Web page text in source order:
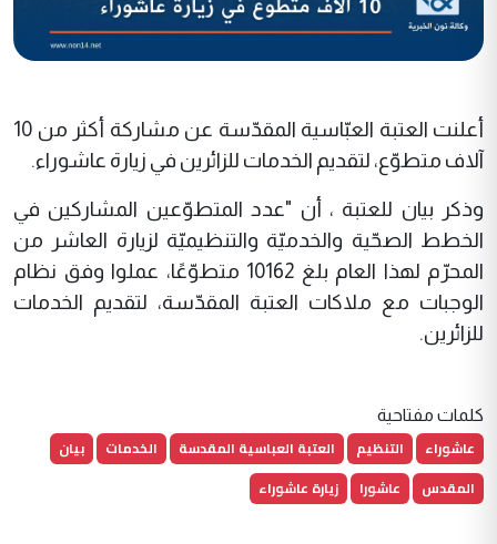
أعلنت العتبة العبّاسية المقدّسة عن مشاركة أكثر من 10
آلاف متطوّع، لتقديم الخدمات للزائرين في زيارة عاشوراء.
وذكر بيان للعتبة ، أن "عدد المتطوّعين المشاركين في
الخطط الصحّية والخدميّة والتنظيميّة لزيارة العاشر من
المحرّم لهذا العام بلغ 10162 متطوّعًا، عملوا وفق نظام
الوجبات مع ملاكات العتبة المقدّسة، لتقديم الخدمات
للزائرين.
كلمات مفتاحية
عاشوراء التنظيم العتبة العباسية المقدسة الخدمات
بيان
المقدس
عاشورا زيارة عاشوراء